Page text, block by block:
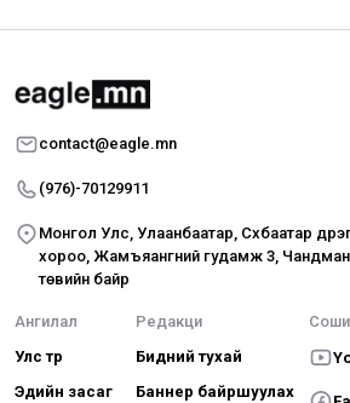
contact@eagle.mn
(976)-70129911
Монгол Улс, Улаанбаатар, Сүхбаатар
хороо, Жамъяангүний гудамж 3,
төвийн байр
Ангилал
Улс төр
Эдийн засаг
Редакци
Бидний тухай
Баннер байршуулах